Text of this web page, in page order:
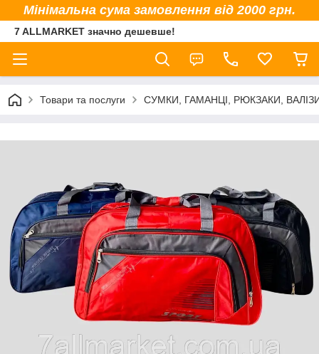
Мінімальна сума замовлення від 2000 грн.
7 ALLMARKET значно дешевше!
Товари та послуги СУМКИ, ГАМАНЦІ, РЮКЗАКИ,